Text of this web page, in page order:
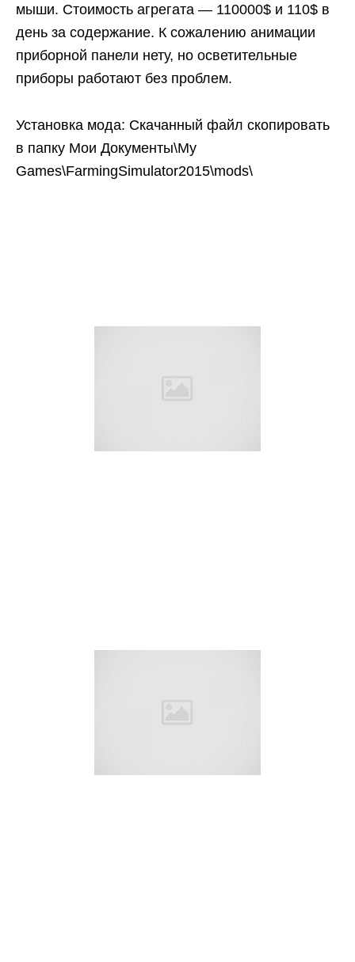
мыши. Стоимость агрегата — 110000$ и 110$ в
день за содержание. К сожалению анимации
приборной панели нету, но осветительные
приборы работают без проблем.
Установка мода: Скачанный файл скопировать
в папку Мои Документы\My
Games\FarmingSimulator2015\mods\